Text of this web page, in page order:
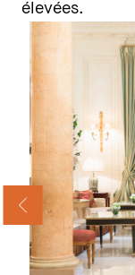
élevées.